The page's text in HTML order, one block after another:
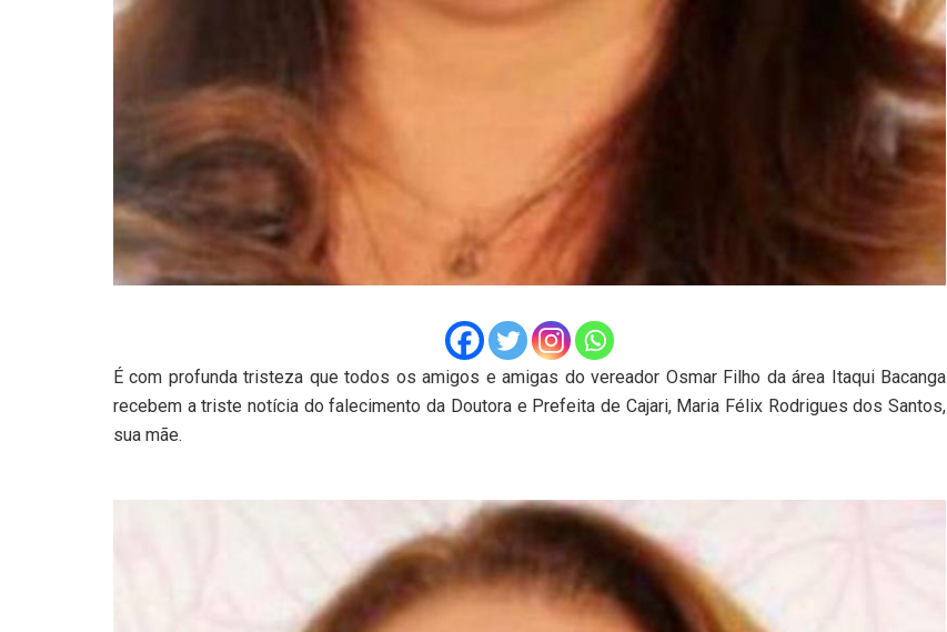
É com profunda tristeza que todos os amigos e amigas do vereador Osmar Filho da área Itaqui Bacanga
recebem a triste notícia do falecimento da Doutora e Prefeita de Cajari, Maria Félix Rodrigues dos Santos,
sua mãe.